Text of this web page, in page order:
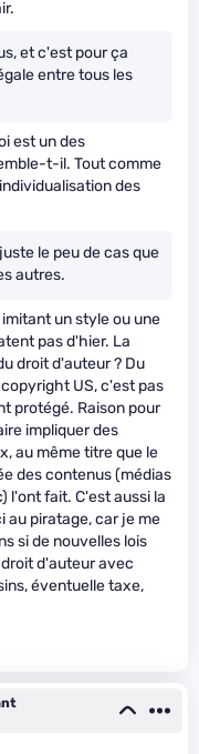
et c'est pour ça
entre tous les
est un des
t-il. Tout comme
des
le peu de cas que
autres.
un style ou une
pas d'hier. La
droit d'auteur ? Du
US, c'est pas
protégé. Raison pour
impliquer des
au même titre que le
des contenus (médias
l'ont fait. C'est aussi la
au piratage, car je me
si de nouvelles lois
d'auteur avec
éventuelle taxe,